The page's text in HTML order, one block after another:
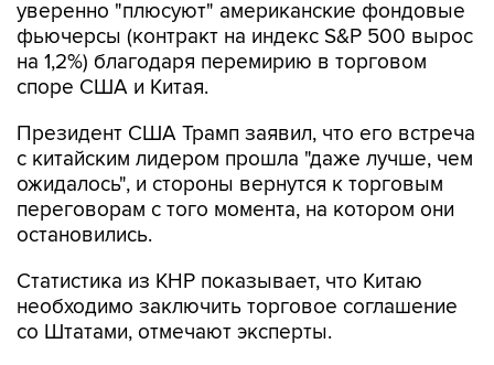
уверенно "плюсуют" американские фондовые
фьючерсы (контракт на индекс S&P 500 вырос
на 1,2%) благодаря перемирию в торговом
споре США и Китая.
Президент США Трамп заявил, что его встреча
с китайским лидером прошла "даже лучше, чем
ожидалось", и стороны вернутся к торговым
переговорам с того момента, на котором они
остановились.
Статистика из КНР показывает, что Китаю
необходимо заключить торговое соглашение
со Штатами, отмечают эксперты.